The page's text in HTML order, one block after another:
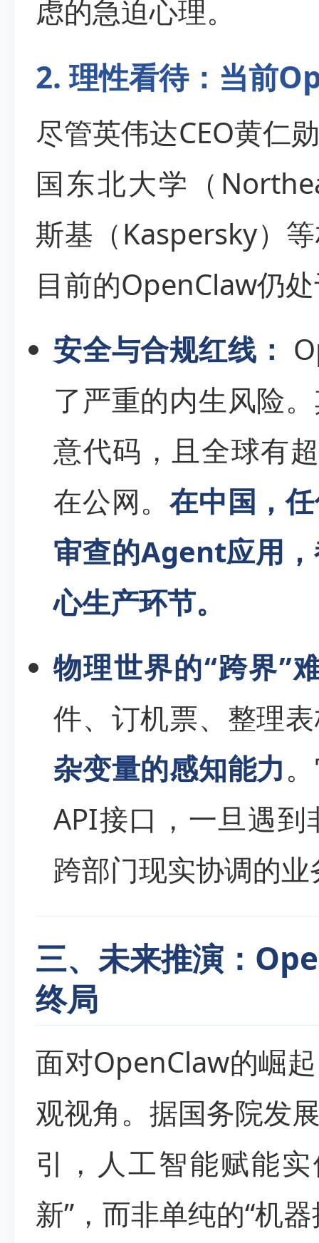
虑的急迫心理。
2. 理性看待：当前
尽管英伟达CEO黄仁
国东北大学（
斯基（Kaspersky）
目前的OpenClaw仍
安全与合规红线：
了严重的内生风险
意代码，且全球有
在公网。 在中国，
审查的Agent应用
心生产环节。
物理世界的“跨界”
件、订机票、整理
杂变量的感知能力
API接口，一旦遇
跨部门现实协调的
三、未来推演：
终局
面对OpenClaw的崛
观视角。据国务院发
引，人工智能赋能
新”，而非单纯的“机